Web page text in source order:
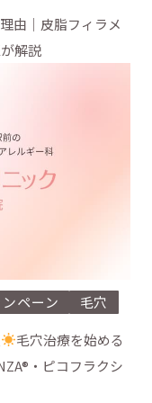
由｜皮脂フィラメ
解説
ペーン
毛穴
毛穴治療を始める
・ピコフラクシ